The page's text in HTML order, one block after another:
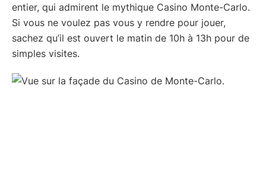
entier, qui admirent le mythique Casino Monte-Carlo.
Si vous ne voulez pas vous y rendre pour jouer,
sachez qu’il est ouvert le matin de 10h à 13h pour de
simples visites.